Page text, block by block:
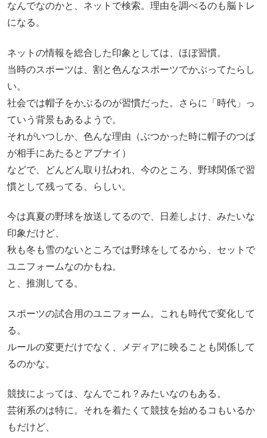
なんでなのかと、ネットで検索。理由を調べるのも脳トレ
になる。
ネットの情報を総合した印象としては、ほぼ習慣。
当時のスポーツは、割と色んなスポーツでかぶってたらし
い。
社会では帽子をかぶるのが習慣だった。さらに「時代」っ
ていう背景もあるようで。
それがいつしか、色んな理由（ぶつかった時に帽子のつば
が相手にあたるとアブナイ）
などで、どんどん取り払われ、今のところ、野球関係で習
慣として残ってる、らしい。
今は真夏の野球を放送してるので、日差しよけ、みたいな
印象だけど、
秋も冬も雪のないところでは野球をしてるから、セットで
ユニフォームなのかもね。
と、推測してる。
スポーツの試合用のユニフォーム。これも時代で変化して
る。
ルールの変更だけでなく、メディアに映ることも関係して
るのかな。
競技によっては、なんでこれ？みたいなのもある。
芸術系のは特に。それを着たくて競技を始めるコもいるか
もだけど、